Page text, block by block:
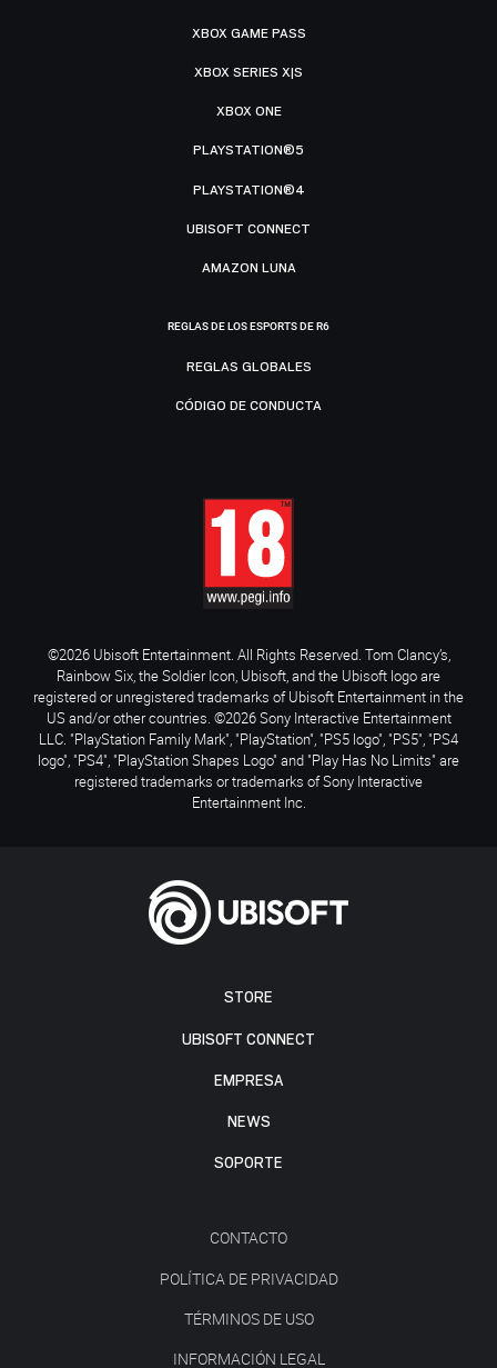
STORE
UBISOFT CONNECT
EMPRESA
NEWS
SOPORTE
CONTACTO
POLÍTICA DE PRIVACIDAD
TÉRMINOS DE USO
INFORMACIÓN LEGAL
XBOX GAME PASS
XBOX SERIES X|S
XBOX ONE
PLAYSTATION®5
PLAYSTATION®4
UBISOFT CONNECT
AMAZON LUNA
REGLAS DE LOS ESPORTS DE R6
REGLAS GLOBALES
CÓDIGO DE CONDUCTA
©2026 Ubisoft Entertainment. All Rights Reserved. Tom Clancy’s,
Rainbow Six, the Soldier Icon, Ubisoft, and the Ubisoft logo are
registered or unregistered trademarks of Ubisoft Entertainment in the
US and/or other countries. ©2026 Sony Interactive Entertainment
LLC. "PlayStation Family Mark", "PlayStation", "PS5 logo", "PS5", "PS4
logo", "PS4", "PlayStation Shapes Logo" and "Play Has No Limits" are
registered trademarks or trademarks of Sony Interactive
Entertainment Inc.